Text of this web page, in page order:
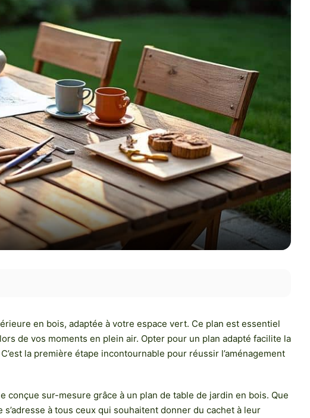
en bois, adaptée à votre espace vert. Ce plan est essentiel
de vos moments en plein air. Opter pour un plan adapté facilite la
la première étape incontournable pour réussir l’aménagement
conçue sur-mesure grâce à un plan de table de jardin en bois. Que
à tous ceux qui souhaitent donner du cachet à leur